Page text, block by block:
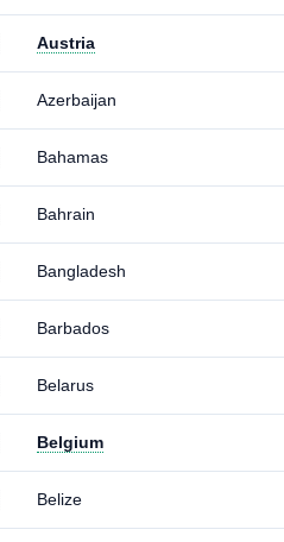
Austria
Azerbaijan
Bahamas
Bahrain
Bangladesh
Barbados
Belarus
Belgium
Belize